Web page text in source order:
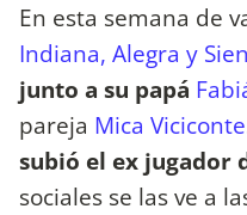
En esta semana de
Indiana, Alegra y
junto a su papá
pareja Mica Viciconte
subió el ex jugador
sociales se las ve a